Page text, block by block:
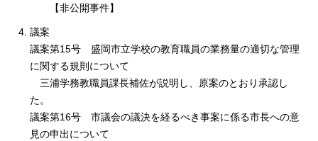
【非公開事件】
議案
議案第15号 盛岡市立学校の教育職員の業務量の適切な管理
に関する規則について
三浦学務教職員課長補佐が説明し、原案のとおり承認し
た。
議案第16号 市議会の議決を経るべき事案に係る市長への意
見の申出について